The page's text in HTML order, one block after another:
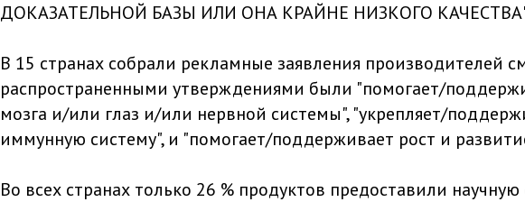
ДОКАЗАТЕЛЬНОЙ БАЗЫ ИЛИ ОНА КРАЙНЕ НИЗКОГО
В 15 странах собрали рекламные заявления производителей
распространенными утверждениями были "помогает/
мозга и/или глаз и/или нервной системы", "укрепляет/
иммунную систему", и "помогает/поддерживает рост и
Во всех странах только 26 % продуктов предоставили научную